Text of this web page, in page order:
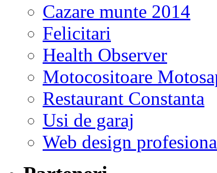
Cazare munte 2014
Felicitari
Health Observer
Motocositoare
Restaurant Constanta
Usi de garaj
Web design